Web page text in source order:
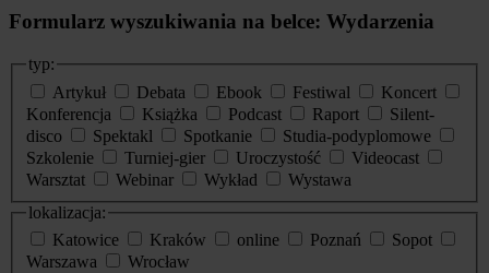
Formularz wyszukiwania na belce: Wydarzenia
typ:
Artykuł
Debata Ebook Festiwal
Koncert
Konferencja
Książka Podcast Raport
Silent-
disco
Spektakl Spotkanie
Studia-podyplomowe
Szkolenie
Turniej-gier Uroczystość
Videocast
Warsztat
Webinar Wykład
Wystawa
lokalizacja:
Katowice
Kraków online Poznań
Sopot
Warszawa
Wrocław